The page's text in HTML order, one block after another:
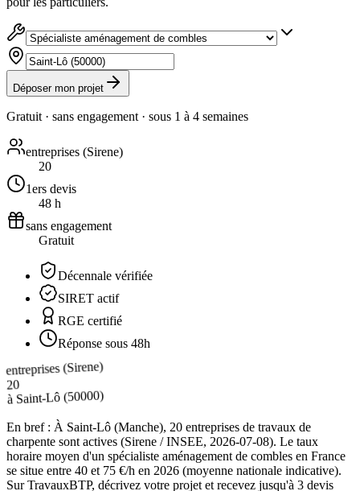
Déposer mon projet
Gratuit · sans engagement · sous 1 à 4 semaines
entreprises (Sirene)
20
1ers devis
48 h
sans engagement
Gratuit
Décennale vérifiée
SIRET actif
RGE certifié
Réponse sous 48h
entreprises (Sirene)
20
àSaint-Lô(50000)
En bref : À Saint-Lô (Manche), 20 entreprises de travaux de
charpente sont actives (Sirene / INSEE, 2026-07-08). Le taux
horaire moyen d'un spécialiste aménagement de combles en France
se situe entre 40 et 75 €/h en 2026 (moyenne nationale indicative).
Sur TravauxBTP, décrivez votre projet et recevez jusqu'à 3 devis